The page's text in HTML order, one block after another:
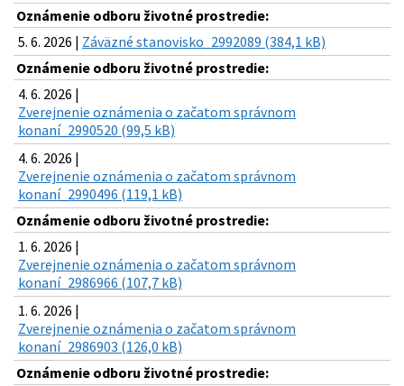
Oznámenie odboru životné prostredie:
5. 6. 2026 | Záväzné stanovisko_2992089 (384,1 kB)
Oznámenie odboru životné prostredie:
4. 6. 2026 |
Zverejnenie oznámenia o začatom správnom
konaní_2990520 (99,5 kB)
4. 6. 2026 |
Zverejnenie oznámenia o začatom správnom
konaní_2990496 (119,1 kB)
Oznámenie odboru životné prostredie:
1. 6. 2026 |
Zverejnenie oznámenia o začatom správnom
konaní_2986966 (107,7 kB)
1. 6. 2026 |
Zverejnenie oznámenia o začatom správnom
konaní_2986903 (126,0 kB)
Oznámenie odboru životné prostredie: